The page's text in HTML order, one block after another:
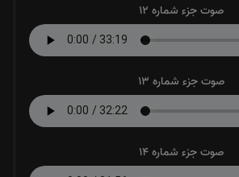
صوت جزء شماره 12
صوت جزء شماره 13
صوت جزء شماره 14